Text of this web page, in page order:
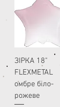
ЗІРКА 18"
FLEXMETAL
омбре біло-
рожеве